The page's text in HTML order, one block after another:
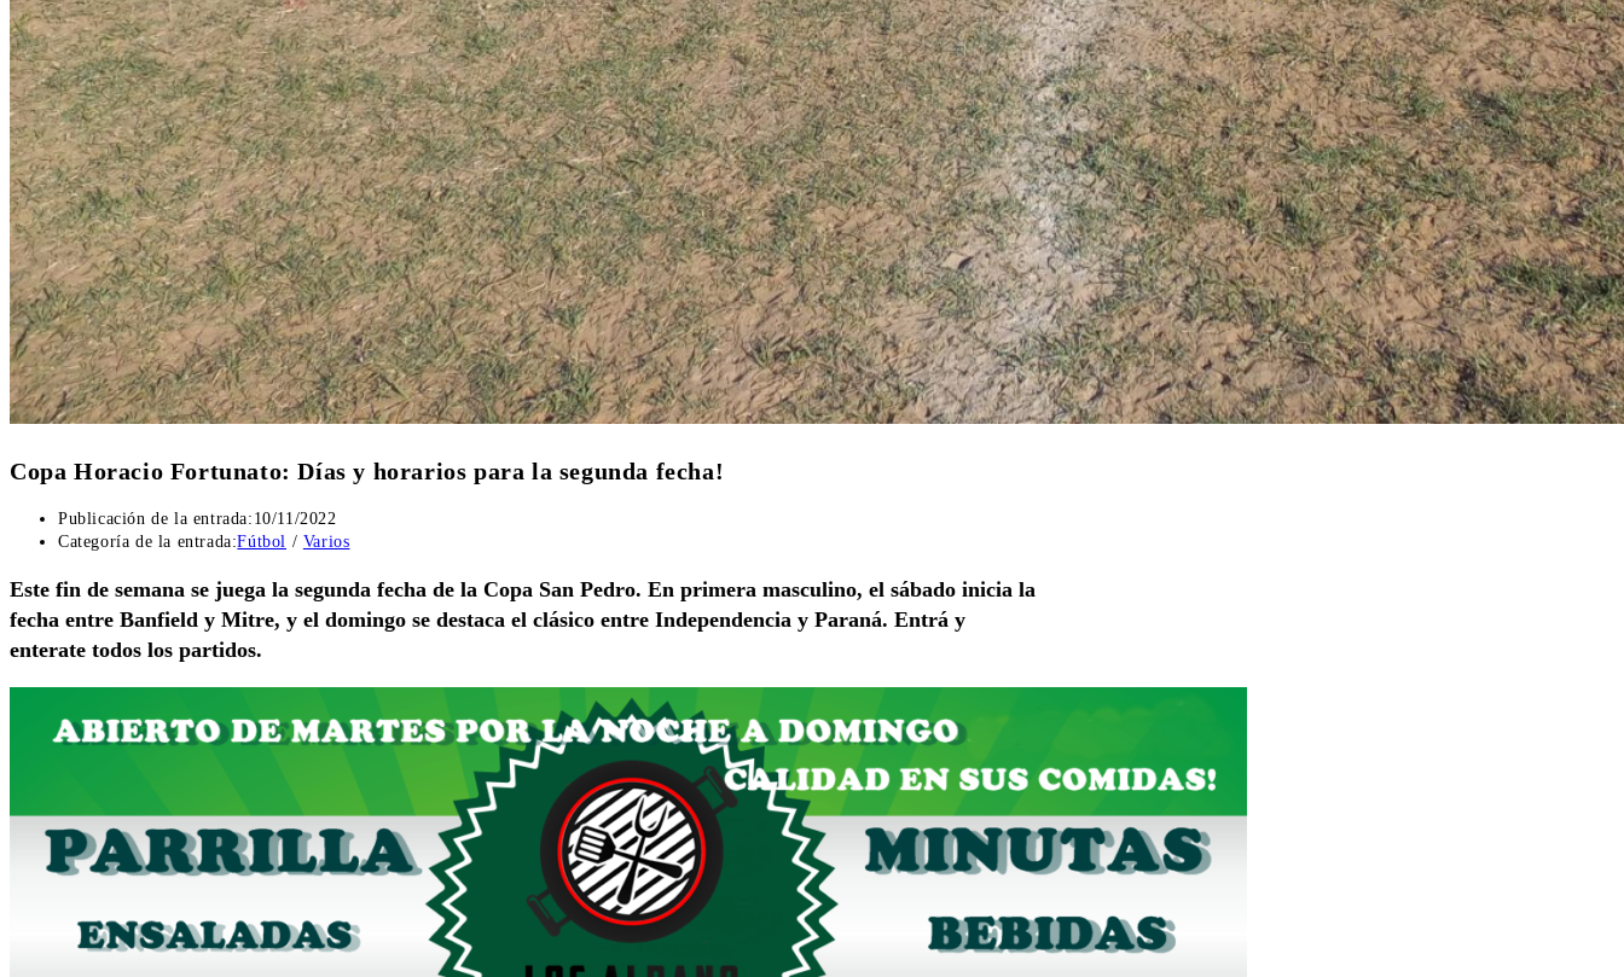
Copa Horacio Fortunato: Días y horarios para la segunda fecha!
Publicación de la entrada: 10/11/2022
Categoría de la entrada:Fútbol / Varios
Este fin de semana se juega la segunda fecha de la Copa San Pedro. En primera masculino, el sábado inicia la
fecha entre Banfield y Mitre, y el domingo se destaca el clásico entre Independencia y Paraná. Entrá y
enterate todos los partidos.